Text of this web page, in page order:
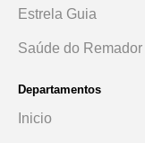
Estrela Guia
Saúde do Remador
Departamentos
Inicio